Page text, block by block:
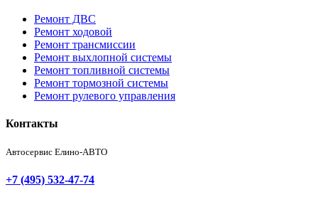
Ремонт ДВС
Ремонт ходовой
Ремонт трансмиссии
Ремонт выхлопной системы
Ремонт топливной системы
Ремонт тормозной системы
Ремонт рулевого управления
Контакты
Автосервис Елино-АВТО
+7 (495) 532-47-74